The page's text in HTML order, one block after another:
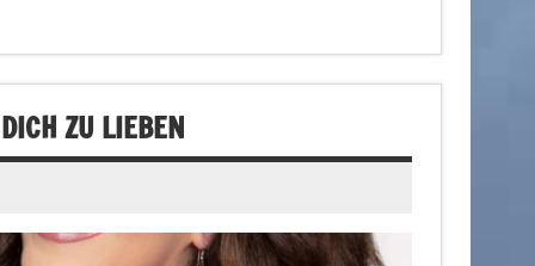
ZU LIEBEN